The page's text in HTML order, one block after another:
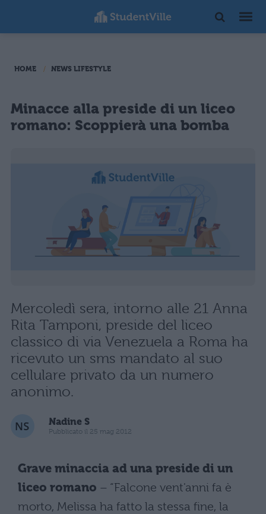
HOME NEWS LIFESTYLE
Minacce alla preside di un liceo
romano: Scoppierà una bomba
Mercoledì sera, intorno alle 21 Anna
Rita Tamponi, preside del liceo
classico di via Venezuela a Roma ha
ricevuto un sms mandato al suo
cellulare privato da un numero
anonimo.
Nadine S
Pubblicato il 25 mag 2012
Grave minaccia ad una preside di un
liceo romano – “Falcone vent'anni fa è
morto, Melissa ha fatto la stessa fine, la